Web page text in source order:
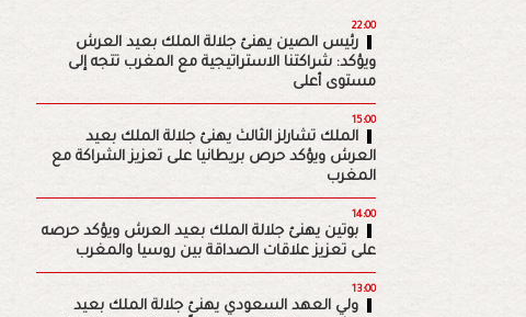
22:00
رئيس الصين يهنئ جلالة الملك بعيد العرش
ويؤكد: شراكتنا الاستراتيجية مع المغرب تتجه إلى
مستوى أعلى
15:00
الملك تشارلز الثالث يهنئ جلالة الملك بعيد
العرش ويؤكد حرص بريطانيا على تعزيز الشراكة مع
المغرب
14:00
بوتين يهنئ جلالة الملك بعيد العرش ويؤكد حرصه
على تعزيز علاقات الصداقة بين روسيا والمغرب
13:00
ولي العهد السعودي يهنئ جلالة الملك بعيد